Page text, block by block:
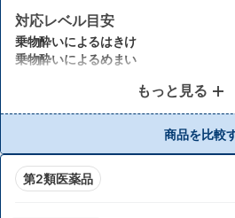
対応レベル目安
乗物酔いによるはきけ
乗物酔いによるめまい
もっと見る
商品を比較
第2類医薬品